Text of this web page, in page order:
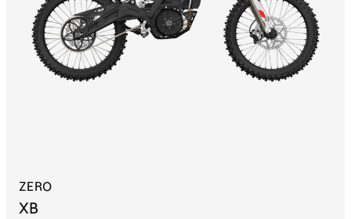
ZERO
XB